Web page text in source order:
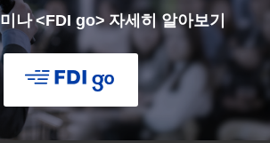
나 <FDI go> 자세히 알아보기